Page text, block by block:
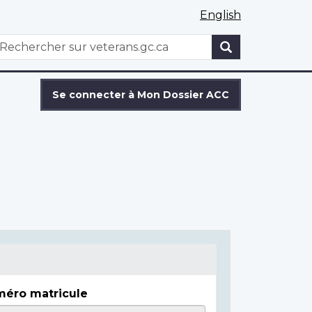
English
WxT
Se connecter à Mon Dossier ACC
matricule